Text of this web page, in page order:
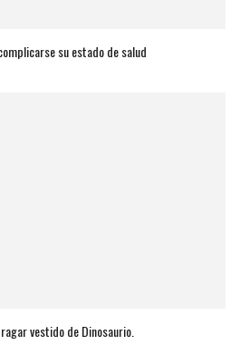
su estado de salud
vestido de Dinosaurio.